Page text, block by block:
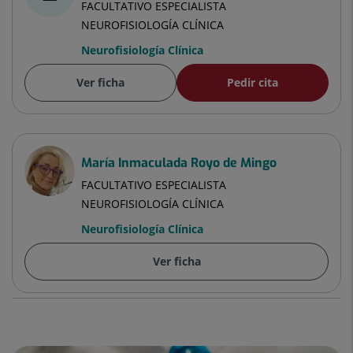
FACULTATIVO ESPECIALISTA
NEUROFISIOLOGÍA CLÍNICA
Neurofisiología Clínica
Ver ficha Pedir cita
María Inmaculada Royo de Mingo
FACULTATIVO ESPECIALISTA
NEUROFISIOLOGÍA CLÍNICA
Neurofisiología Clínica
Ver ficha